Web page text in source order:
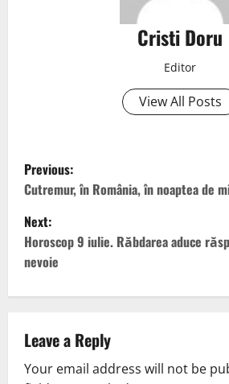
Cristi Doru
Editor
View All Posts
Previous:
Cutremur, în România, în noaptea de
Next:
Horoscop 9 iulie. Răbdarea aduce
nevoie
Leave a Reply
Your email address will not be